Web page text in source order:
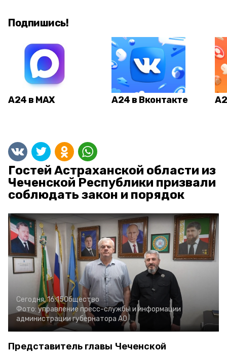
Подпишись!
А24 в MAX А24 в Вконтакте
Гостей Астраханской области из
Чеченской Республики призвали
соблюдать закон и порядок
Сегодня, 16:15Общество
Фото: управление пресс-службы и информации
администрации губернатора АО
Представитель главы Чеченской